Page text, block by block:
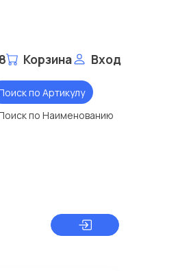
Корзина Вход
по Артикулу
по Наименованию